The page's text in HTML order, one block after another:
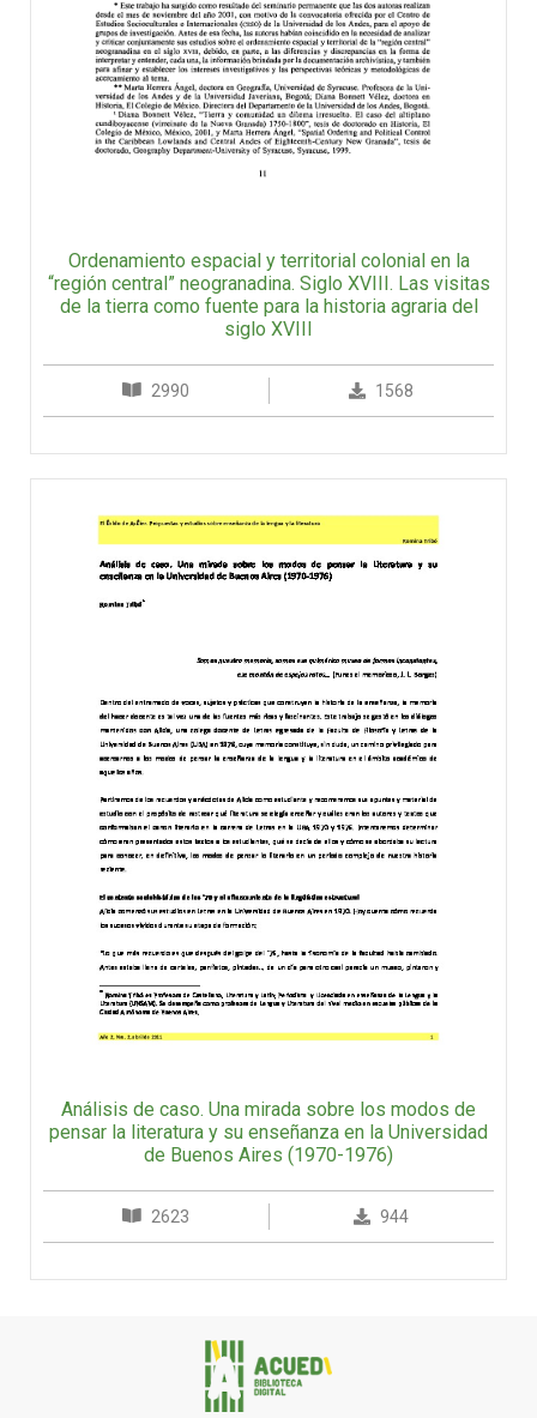
Ordenamiento espacial y territorial colonial en la
“región central” neogranadina. Siglo XVIII. Las visitas
de la tierra como fuente para la historia agraria del
siglo XVIII
2990 1568
Análisis de caso. Una mirada sobre los modos de
pensar la literatura y su enseñanza en la Universidad
de Buenos Aires (1970-1976)
2623 944